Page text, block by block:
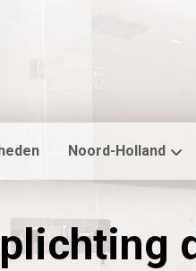
Noord-Holland